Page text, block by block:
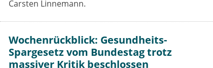
Carsten Linnemann.
Wochenrückblick: Gesundheits-
Spargesetz vom Bundestag trotz
massiver Kritik beschlossen